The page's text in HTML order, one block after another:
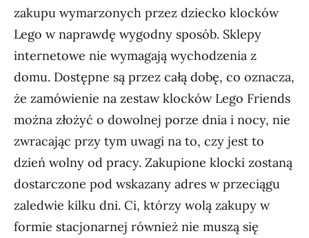
zakupu wymarzonych przez dziecko klocków
Lego w naprawdę wygodny sposób. Sklepy
internetowe nie wymagają wychodzenia z
domu. Dostępne są przez całą dobę, co oznacza,
że zamówienie na zestaw klocków Lego Friends
można złożyć o dowolnej porze dnia i nocy, nie
zwracając przy tym uwagi na to, czy jest to
dzień wolny od pracy. Zakupione klocki zostaną
dostarczone pod wskazany adres w przeciągu
zaledwie kilku dni. Ci, którzy wolą zakupy w
formie stacjonarnej również nie muszą się